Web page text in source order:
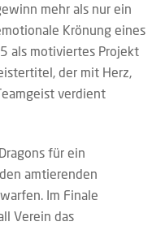
mehr als nur ein
Krönung eines
als motiviertes Projekt
der mit Herz,
verdient
für ein
amtierenden
Im Finale
Verein das